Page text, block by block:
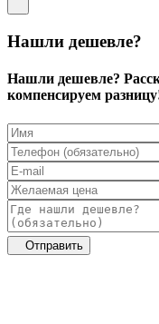
Нашли дешевле?
Нашли дешевле?
компенсируем
Отправить